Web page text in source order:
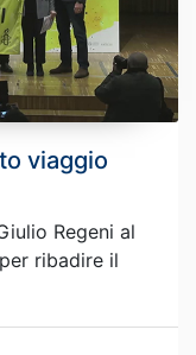
viaggio
Regeni al
ribadire il